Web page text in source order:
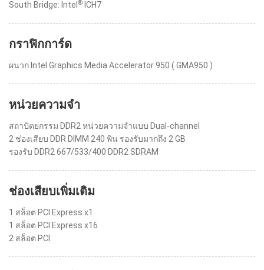
South Bridge: Intel ® ICH7
กราฟิกการ์ด
ผนวก Intel Graphics Media Accelerator 950 ( GMA950 )
หน่วยความจำ
สถาปัตยกรรม DDR2 หน่วยความจำแบบ Dual-channel
2 ช่องเสียบ DDR DIMM 240 พิน รองรับมากถึง 2 GB
รองรับ DDR2 667/533/400 DDR2 SDRAM
ช่องเสียบเพิ่มเติม
1 สล็อต PCI Express x1
1 สล็อต PCI Express x16
2 สล็อต PCI